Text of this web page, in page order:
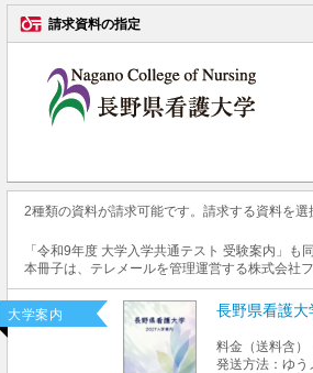
請求資料の指定
2種類の資料が請求可能です。請求する資料を
「令和9年度 大学入学共通テスト 受験案内」も
本冊子は、テレメールを管理運営する株式会社
大学案内 長野県看護大
料金（送料含）
発送方法： ゆう